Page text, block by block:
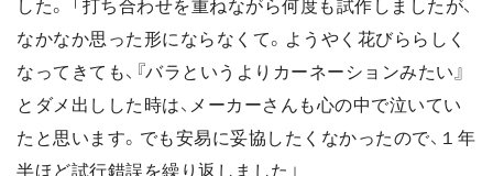
した。 「打ち合わせを重ねながら何度も試作しましたが、
なかなか思った形にならなくて。ようやく花びららしく
なってきても、『バラというよりカーネーションみたい』
とダメ出しした時は、メーカーさんも心の中で泣いてい
たと思います。でも安易に妥協したくなかったので、１年
半ほど試行錯誤を繰り返しました」